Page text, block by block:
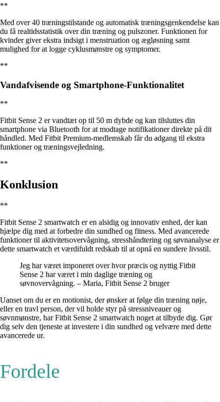
**
Med over 40 træningstilstande og automatisk træningsgenkendelse kan
du få realtidsstatistik over din træning og pulszoner. Funktionen for
kvinder giver ekstra indsigt i menstruation og ægløsning samt
mulighed for at logge cyklusmønstre og symptomer.
**
Vandafvisende og Smartphone-Funktionalitet
**
Fitbit Sense 2 er vandtæt op til 50 m dybde og kan tilsluttes din
smartphone via Bluetooth for at modtage notifikationer direkte på dit
håndled. Med Fitbit Premium-medlemskab får du adgang til ekstra
funktioner og træningsvejledning.
**
Konklusion
**
Fitbit Sense 2 smartwatch er en alsidig og innovativ enhed, der kan
hjælpe dig med at forbedre din sundhed og fitness. Med avancerede
funktioner til aktivitetsovervågning, stresshåndtering og søvnanalyse er
dette smartwatch et værdifuldt redskab til at opnå en sundere livsstil.
Jeg har været imponeret over hvor præcis og nyttig Fitbit
Sense 2 har været i min daglige træning og
søvnovervågning. – Maria, Fitbit Sense 2 bruger
Uanset om du er en motionist, der ønsker at følge din træning nøje,
eller en travl person, der vil holde styr på stressniveauer og
søvnmønstre, har Fitbit Sense 2 smartwatch noget at tilbyde dig. Gør
dig selv den tjeneste at investere i din sundhed og velvære med dette
avancerede ur.
Fordele